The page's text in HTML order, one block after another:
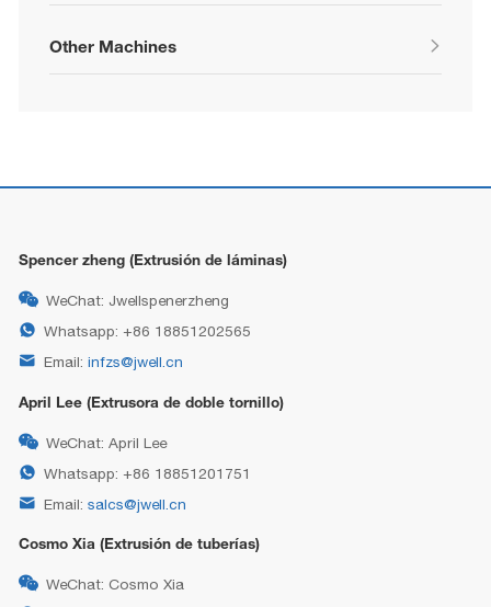
Other Machines 
Spencer zheng (Extrusión de láminas)
 WeChat: Jwellspenerzheng
 Whatsapp: +86 18851202565
 Email: infzs@jwell.cn
April Lee (Extrusora de doble tornillo)
 WeChat: April Lee
 Whatsapp: +86 18851201751
 Email: salcs@jwell.cn
Cosmo Xia (Extrusión de tuberías)
 WeChat: Cosmo Xia